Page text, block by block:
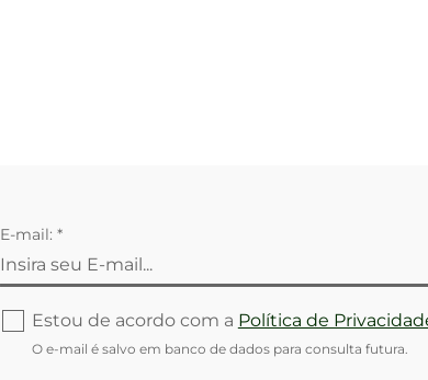
E-mail: *
Estou de acordo com a Política de
O e-mail é salvo em banco de dados para consulta futura.